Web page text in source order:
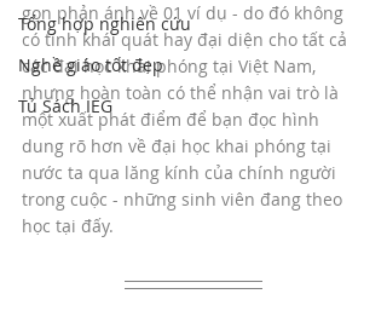
Tổng hợp nghiên cứu
Nghề giáo tốt đẹp
Tủ Sách IEG
gọn phản ánh về 01 ví dụ - do đó không
có tính khái quát hay đại diện cho tất cả
các đại học khai phóng tại Việt Nam,
nhưng hoàn toàn có thể nhận vai trò là
một xuất phát điểm để bạn đọc hình
dung rõ hơn về đại học khai phóng tại
nước ta qua lăng kính của chính người
trong cuộc - những sinh viên đang theo
học tại đấy.